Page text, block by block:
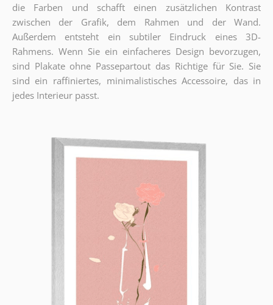
die Farben und schafft einen zusätzlichen Kontrast
zwischen der Grafik, dem Rahmen und der Wand.
Außerdem entsteht ein subtiler Eindruck eines 3D-
Rahmens. Wenn Sie ein einfacheres Design bevorzugen,
sind Plakate ohne Passepartout das Richtige für Sie. Sie
sind ein raffiniertes, minimalistisches Accessoire, das in
jedes Interieur passt.